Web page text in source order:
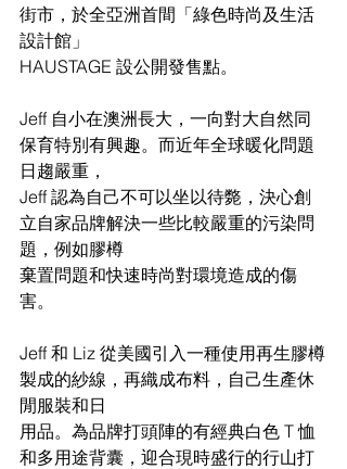
街市，於全亞洲⾸間「綠⾊時尚及⽣活
設計館」
HAUSTAGE 設公開發售點。
Jeff 自小在澳洲長大，一向對大自然同
保育特別有興趣。而近年全球暖化問題
日趨嚴重，
Jeff 認為自己不可以坐以待斃，決心創
立自家品牌解決一些比較嚴重的污染問
題，例如膠樽
棄置問題和快速時尚對環境造成的傷
害。
Jeff 和 Liz 從美國引入一種使用再生膠樽
製成的紗線，再織成布料，自己生產休
閒服裝和日
用品。為品牌打頭陣的有經典白色 T 恤
和多用途背囊，迎合現時盛行的行山打